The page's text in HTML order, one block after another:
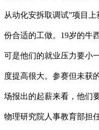
从动化安拆取调试”项目
份合适的工做。19岁的牛
可是他们的就业压力要小
度提高很大。参赛但未获
场报出的起薪来看，他们
物理研究院人事教育部担